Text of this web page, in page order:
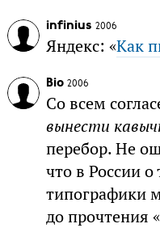
infinius 2006
Яндекс: «Как
Bio 2006
Со всем
вынести
перебор. Не
что в России
типографики
до прочтения